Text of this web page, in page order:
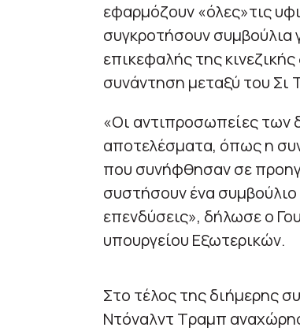
εφαρμόζουν «όλες»τις
συγκροτήσουν συμβούλια
επικεφαλής της
συνάντηση μεταξύ του Σι
«Οι αντιπροσωπείες των
αποτελέσματα, όπως η
που συνήφθησαν σε
συστήσουν ένα συμβούλιο
επενδύσεις», δήλωσε ο
υπουργείου Εξωτερικών.
Στο τέλος της διήμερης
Ντόναλντ Τραμπ